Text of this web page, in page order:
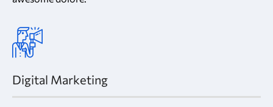
Digital Marketing